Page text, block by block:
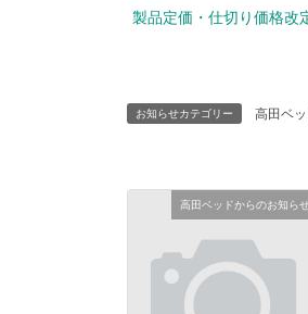
製品定価・仕切り価格改
お知らせカテゴリー 高田ベ
高田ベッドからのお知ら